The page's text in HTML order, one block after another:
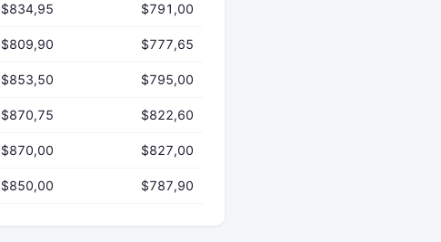
$834,95 $791,00
$809,90 $777,65
$853,50 $795,00
$870,75 $822,60
$870,00 $827,00
$850,00 $787,90